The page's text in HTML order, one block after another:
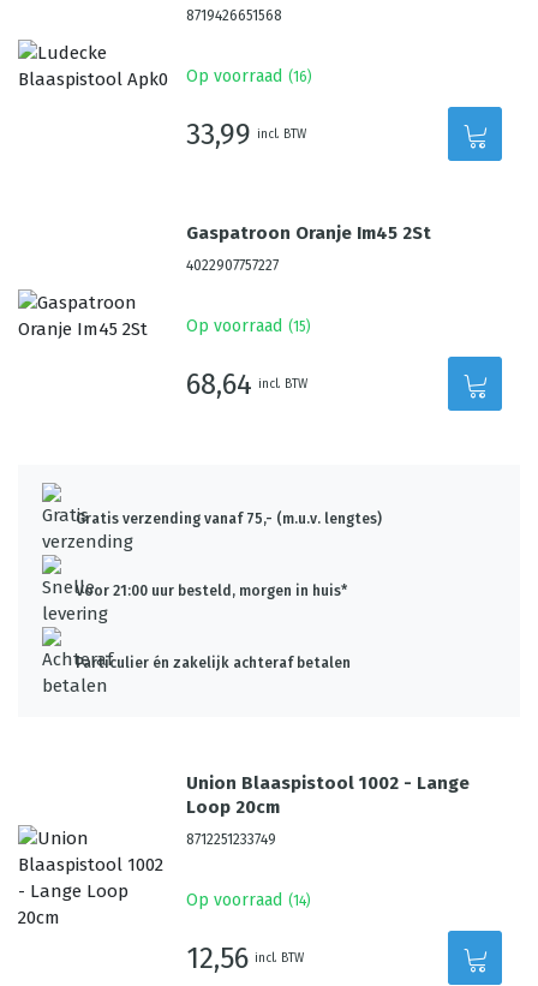
8719426651568
Op voorraad (16)
33,99 incl. BTW
Gaspatroon Oranje Im45 2St
4022907757227
Op voorraad (15)
68,64 incl. BTW
Gratis verzending vanaf 75,- (m.u.v. lengtes)
Voor 21:00 uur besteld, morgen in huis*
Particulier én zakelijk achteraf betalen
Union Blaaspistool 1002 - Lange
Loop 20cm
8712251233749
Op voorraad (14)
12,56 incl. BTW